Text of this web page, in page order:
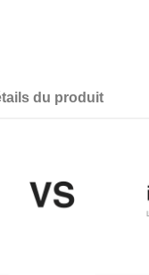
du produit